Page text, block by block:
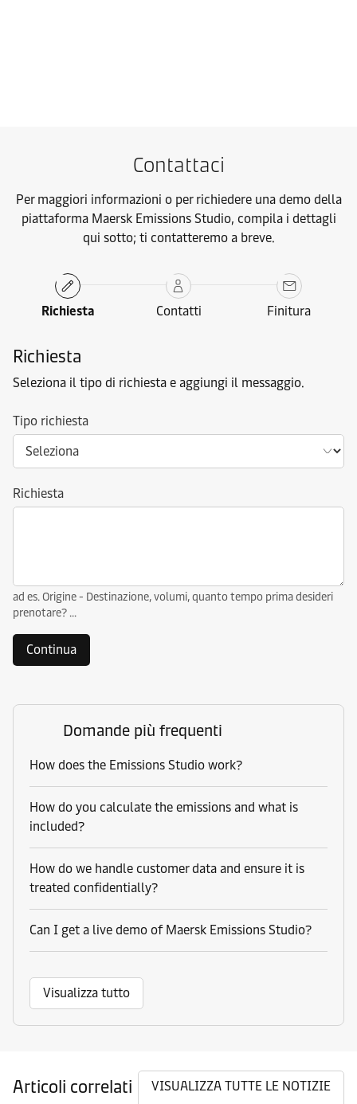
Contattaci
Per maggiori informazioni o per richiedere una demo della
piattaforma Maersk Emissions Studio, compila i dettagli
qui sotto; ti contatteremo a breve.
Richiesta Contatti Finitura
Richiesta
Seleziona il tipo di richiesta e aggiungi il messaggio.
Tipo richiesta
Richiesta
ad es. Origine - Destinazione, volumi, quanto tempo prima desideri
prenotare? ...
Continua
Domande più frequenti
How does the Emissions Studio work?
How do you calculate the emissions and what is
included?
How do we handle customer data and ensure it is
treated confidentially?
Can I get a live demo of Maersk Emissions Studio?
Visualizza tutto
Articoli correlati VISUALIZZA TUTTE LE NOTIZIE